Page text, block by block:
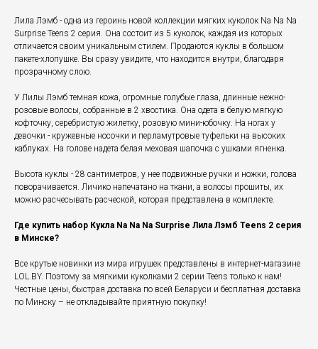
Лила Лэмб - одна из героинь новой коллекции мягких куколок Na Na Na
Surprise Teens 2 серия. Она состоит из 5 куколок, каждая из которых
отличается своим уникальным стилем. Продаются куклы в большом
пакете-хлопушке. Вы сразу увидите, что находится внутри, благодаря
прозрачному слою.
У Лилы Лэмб темная кожа, огромные голубые глаза, длинные нежно-
розовые волосы, собранные в 2 хвостика. Она одета в белую мягкую
кофточку, серебристую жилетку, розовую мини-юбочку. На ногах у
девочки - кружевные носочки и перламутровые туфельки на высоких
каблуках. На голове надета белая меховая шапочка с ушками ягненка.
Высота куклы - 28 сантиметров, у нее подвижные ручки и ножки, голова
поворачивается. Личико напечатано на ткани, а волосы прошиты, их
можно расчесывать расческой, которая представлена в комплекте.
Где купить набор Кукла Na Na Na Surprise Лила Лэмб Teens 2 серия
в Минске?
Все крутые новинки из мира игрушек представлены в интернет-магазине
LOL.BY. Поэтому за мягкими куколками 2 серии Teens только к нам!
Честные цены, быстрая доставка по всей Беларуси и бесплатная доставка
по Минску – не откладывайте приятную покупку!